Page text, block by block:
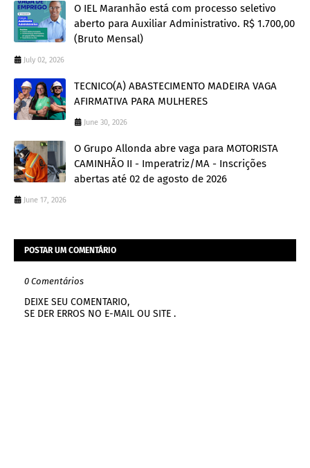
O IEL Maranhão está com processo seletivo
aberto para Auxiliar Administrativo. R$ 1.700,00
(Bruto Mensal)
July 02, 2026
TECNICO(A) ABASTECIMENTO MADEIRA VAGA
AFIRMATIVA PARA MULHERES
June 30, 2026
O Grupo Allonda abre vaga para MOTORISTA
CAMINHÃO II - Imperatriz/MA - Inscrições
abertas até 02 de agosto de 2026
June 17, 2026
POSTAR UM COMENTÁRIO
0 Comentários
DEIXE SEU COMENTARIO,
SE DER ERROS NO E-MAIL OU SITE .